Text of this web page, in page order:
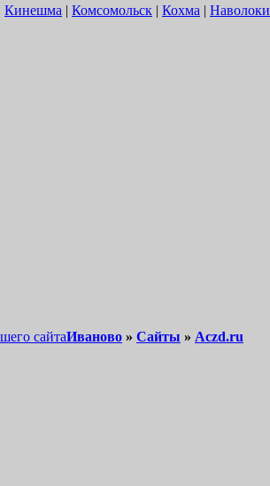
Кинешма | Комсомольск | Кохма | Наволоки
сайтаИваново » Сайты » Aczd.ru